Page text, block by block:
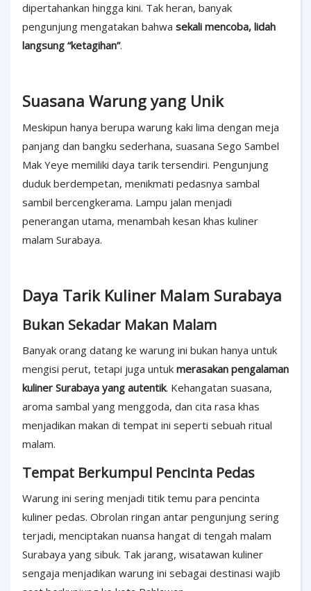
dipertahankan hingga kini. Tak heran, banyak
pengunjung mengatakan bahwa sekali mencoba, lidah
langsung “ketagihan”.
Suasana Warung yang Unik
Meskipun hanya berupa warung kaki lima dengan meja
panjang dan bangku sederhana, suasana Sego Sambel
Mak Yeye memiliki daya tarik tersendiri. Pengunjung
duduk berdempetan, menikmati pedasnya sambal
sambil bercengkerama. Lampu jalan menjadi
penerangan utama, menambah kesan khas kuliner
malam Surabaya.
Daya Tarik Kuliner Malam Surabaya
Bukan Sekadar Makan Malam
Banyak orang datang ke warung ini bukan hanya untuk
mengisi perut, tetapi juga untuk merasakan pengalaman
kuliner Surabaya yang autentik. Kehangatan suasana,
aroma sambal yang menggoda, dan cita rasa khas
menjadikan makan di tempat ini seperti sebuah ritual
malam.
Tempat Berkumpul Pencinta Pedas
Warung ini sering menjadi titik temu para pencinta
kuliner pedas. Obrolan ringan antar pengunjung sering
terjadi, menciptakan nuansa hangat di tengah malam
Surabaya yang sibuk. Tak jarang, wisatawan kuliner
sengaja menjadikan warung ini sebagai destinasi wajib